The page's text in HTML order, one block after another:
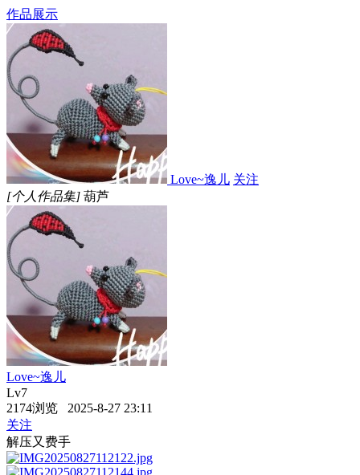
作品展示
Love~逸儿 关注
[个人作品集] 葫芦
Love~逸儿
Lv7
2174浏览 2025-8-27 23:11
关注
解压又费手